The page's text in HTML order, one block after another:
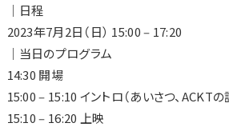
｜⽇程
2023年7⽉2⽇（⽇） 15:00 ‒ 17:20
｜当⽇のプログラム
14:30 開場
15:00 ‒ 15:10 イントロ（あいさつ、ACKTの
15:10 ‒ 16:20 上映